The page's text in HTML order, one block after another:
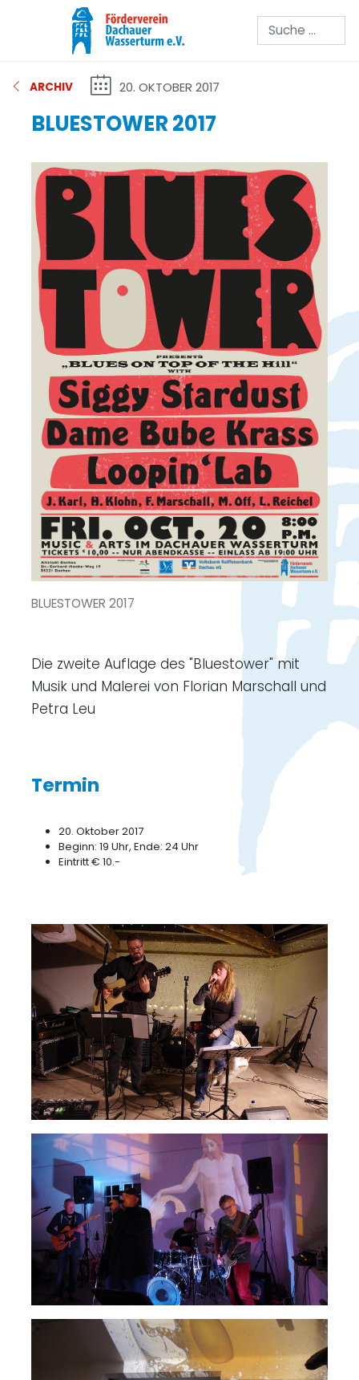
Suchen
ARCHIV 20. OKTOBER 2017
BLUESTOWER 2017
BLUESTOWER 2017
Die zweite Auflage des "Bluestower" mit
Musik und Malerei von Florian Marschall und
Petra Leu
Termin
20. Oktober 2017
Beginn: 19 Uhr, Ende: 24 Uhr
Eintritt € 10.-